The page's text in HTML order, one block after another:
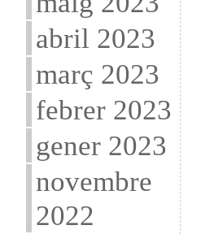
abril 2023
març 2023
febrer 2023
gener 2023
novembre
2022